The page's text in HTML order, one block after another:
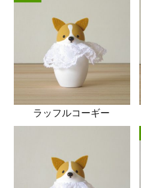
ラッフルコーギー